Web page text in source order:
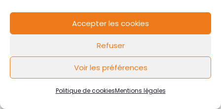
Accepter les cookies
Refuser
Voir les préférences
Politique de cookiesMentions légales